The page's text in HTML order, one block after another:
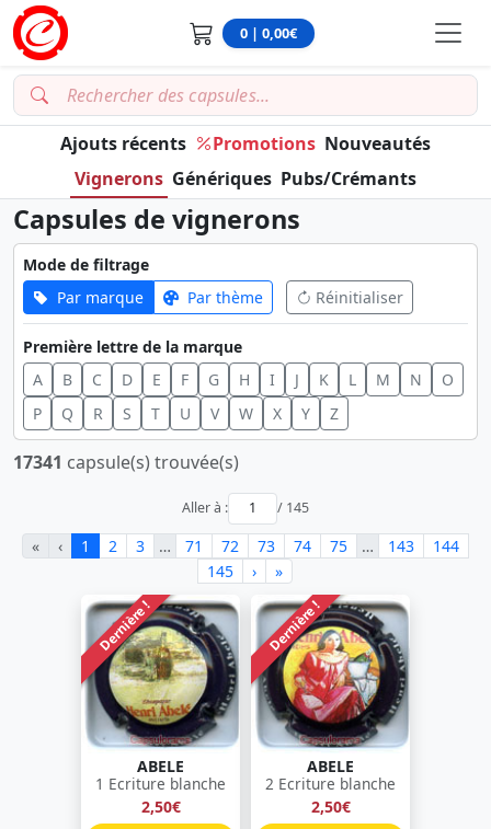
0 | 0,00€
Ajouts récents Promotions Nouveautés
Vignerons Génériques Pubs/Crémants
Capsules de vignerons
Mode de filtrage
Par marque
Par thème Réinitialiser
Première lettre de la marque
A
B C D E F G H I J K L M N
O
P
Q R S T U V W X Y Z
17341 capsule(s) trouvée(s)
Aller à : / 145
« ‹ 1 2 3 … 71 72 73 74 75 … 143
144
145
› »
Dernière !
ABELE
1 Ecriture blanche
2,50€
Dernière !
ABELE
2 Ecriture blanche
2,50€